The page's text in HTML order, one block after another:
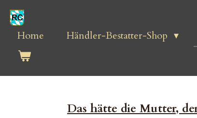
Zum
Hauptinhalt
springen
Home Händler-Bestatter-Shop
Das hätte die Mutter,